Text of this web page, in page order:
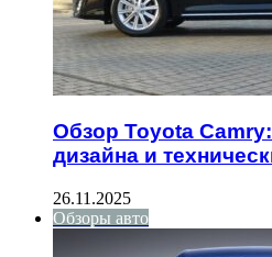
Обзор Toyota
дизайна и
26.11.2025
Обзоры авто